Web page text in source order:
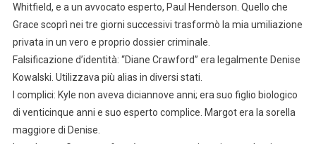
Whitfield, e a un avvocato esperto, Paul Henderson. Quello che
Grace scoprì nei tre giorni successivi trasformò la mia umiliazione
privata in un vero e proprio dossier criminale.
Falsificazione d’identità: “Diane Crawford” era legalmente Denise
Kowalski. Utilizzava più alias in diversi stati.
I complici: Kyle non aveva diciannove anni; era suo figlio biologico
di venticinque anni e suo esperto complice. Margot era la sorella
maggiore di Denise.